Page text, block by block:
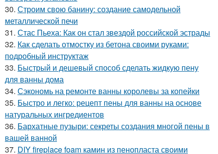
30. Строим свою банину: создание самодельной
металлической печи
31. Стас Пьеха: Как он стал звездой российской эстрады
32. Как сделать отмостку из бетона своими руками:
подробный инструктаж
33. Быстрый и дешевый способ сделать жидкую пену
для ванны дома
34. Сэкономь на ремонте ванны королевы за копейки
35. Быстро и легко: рецепт пены для ванны на основе
натуральных ингредиентов
36. Бархатные пузыри: секреты создания многой пены в
вашей ванной
37. DIY fireplace foam камин из пенопласта своими